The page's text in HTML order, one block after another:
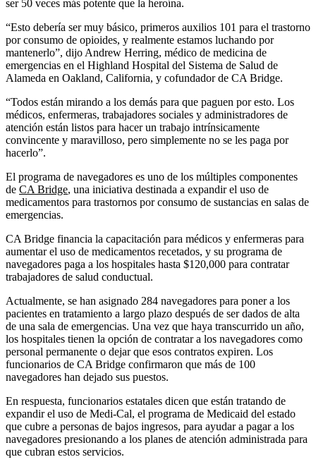
ser 50 veces más potente que la heroína.
“Esto debería ser muy básico, primeros auxilios 101 para el trastorno
por consumo de opioides, y realmente estamos luchando por
mantenerlo”, dijo Andrew Herring, médico de medicina de
emergencias en el Highland Hospital del Sistema de Salud de
Alameda en Oakland, California, y cofundador de CA Bridge.
“Todos están mirando a los demás para que paguen por esto. Los
médicos, enfermeras, trabajadores sociales y administradores de
atención están listos para hacer un trabajo intrínsicamente
convincente y maravilloso, pero simplemente no se les paga por
hacerlo”.
El programa de navegadores es uno de los múltiples componentes
de CA Bridge, una iniciativa destinada a expandir el uso de
medicamentos para trastornos por consumo de sustancias en salas de
emergencias.
CA Bridge financia la capacitación para médicos y enfermeras para
aumentar el uso de medicamentos recetados, y su programa de
navegadores paga a los hospitales hasta $120,000 para contratar
trabajadores de salud conductual.
Actualmente, se han asignado 284 navegadores para poner a los
pacientes en tratamiento a largo plazo después de ser dados de alta
de una sala de emergencias. Una vez que haya transcurrido un año,
los hospitales tienen la opción de contratar a los navegadores como
personal permanente o dejar que esos contratos expiren. Los
funcionarios de CA Bridge confirmaron que más de 100
navegadores han dejado sus puestos.
En respuesta, funcionarios estatales dicen que están tratando de
expandir el uso de Medi-Cal, el programa de Medicaid del estado
que cubre a personas de bajos ingresos, para ayudar a pagar a los
navegadores presionando a los planes de atención administrada para
que cubran estos servicios.